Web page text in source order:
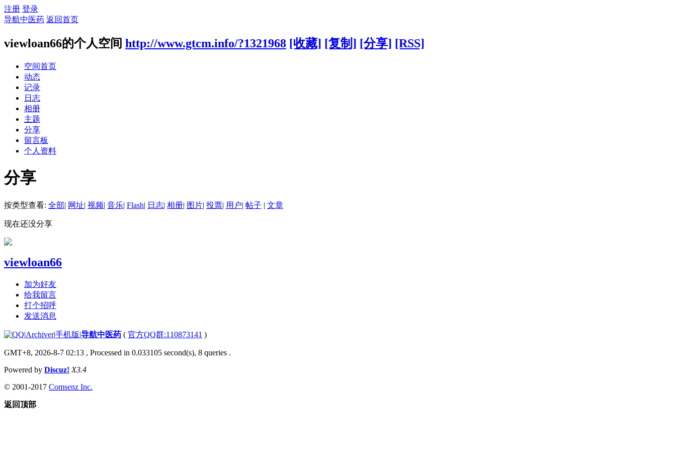
注册 登录
导航中医药 返回首页
viewloan66的个人空间 http://www.gtcm.info/?1321968 [收藏] [复制] [分享] [RSS]
空间首页
动态
记录
日志
相册
主题
分享
留言板
个人资料
分享
按类型查看: 全部| 网址| 视频| 音乐| Flash| 日志| 相册| 图片| 投票| 用户| 帖子 | 文章
现在还没分享
viewloan66
加为好友
给我留言
打个招呼
发送消息
|Archiver|手机版|导航中医药 ( 官方QQ群:110873141 )
GMT+8, 2026-8-7 02:13 , Processed in 0.033105 second(s), 8 queries .
Powered by Discuz! X3.4
© 2001-2017 Comsenz Inc.
返回顶部